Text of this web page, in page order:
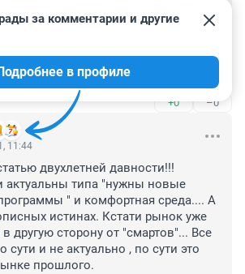
а еще хуже, когда на первом
магазин или офис. Это вообще
холопанье дверьми, орущие
и т.д.
+0 –0
за комментарии и другие
в профиле
11:44
двухлетней давности!!!
актуальны типа "нужны новые
" и комфортная среда.... А
истинах. Кстати рынок уже
другую сторону от "смартов"... Все
сути и не актуально , по сути это
прошлого.